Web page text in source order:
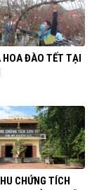
ĐÀO TẾT TẠI
CHỨNG TÍCH